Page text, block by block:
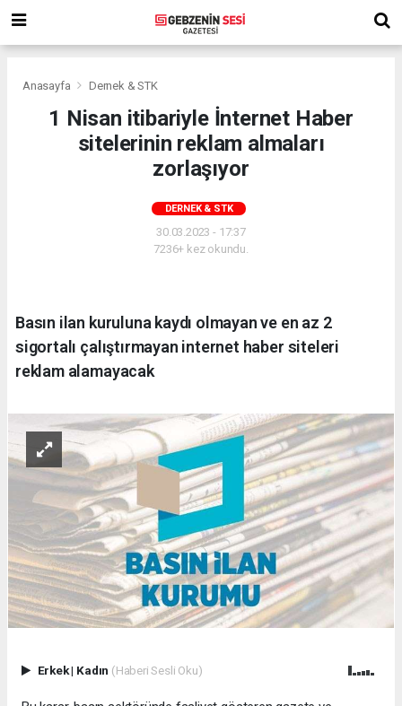
Anasayfa Dernek & STK
1 Nisan itibariyle İnternet Haber
sitelerinin reklam almaları
zorlaşıyor
DERNEK & STK
30.03.2023 - 17:37
7236+ kez okundu.
Basın ilan kuruluna kaydı olmayan ve en az 2
sigortalı çalıştırmayan internet haber siteleri
reklam alamayacak
Erkek| Kadın (Haberi Sesli Oku)